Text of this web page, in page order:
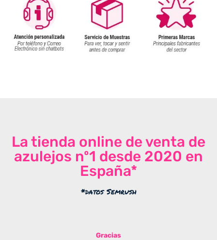
La tienda online de venta de
azulejos nº1 desde 2020 en
España*
*datos Semrush
Gracias